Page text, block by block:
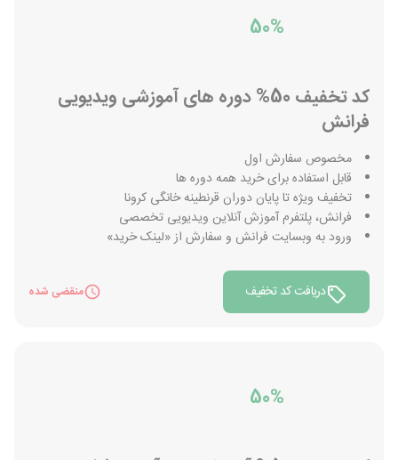
50%
کد تخفیف 50% دوره های آموزشی ویدیویی
فرانش
مخصوص سفارش اول
قابل استفاده برای خرید همه دوره ها
تخفیف ویژه تا پایان دوران قرنطینه خانگی کرونا
فرانش، پلتفرم آموزش آنلاین ویدیویی تخصصی
ورود به وبسایت فرانش و سفارش از «لینک خرید»
دریافت کد تخفیف منقضی شده
50%